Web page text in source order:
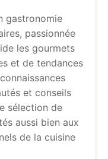
gastronomie
passionnée
les gourmets
et de tendances
et conseils
sélection de
aussi bien aux
de la cuisine